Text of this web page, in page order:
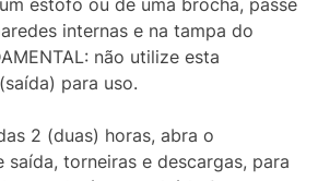
internas e na tampa do
não utilize esta
para uso.
2 (duas) horas, abra o
saída, torneiras e descargas, para